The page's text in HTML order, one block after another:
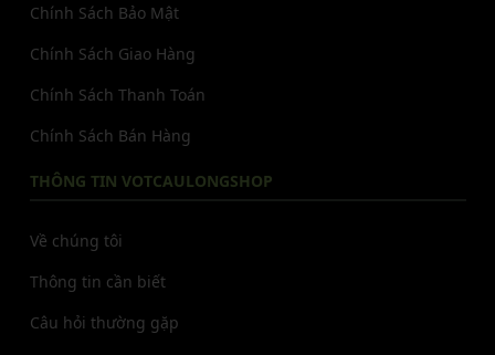
Chính Sách Bảo Mật
Chính Sách Giao Hàng
Chính Sách Thanh Toán
Chính Sách Bán Hàng
THÔNG TIN VOTCAULONGSHOP
Về chúng tôi
Thông tin cần biết
Câu hỏi thường gặp